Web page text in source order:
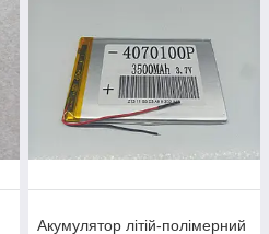
Акумулятор літій-полімерний